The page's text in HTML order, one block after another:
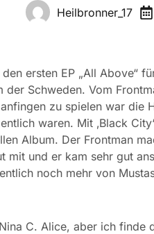
Heilbronner_17
ersten EP „All Above“
Schweden. Vom
zu spielen war die
waren. Mit ‚Black
Album. Der Frontman
und er kam sehr gut
noch mehr von
C. Alice, aber ich finde